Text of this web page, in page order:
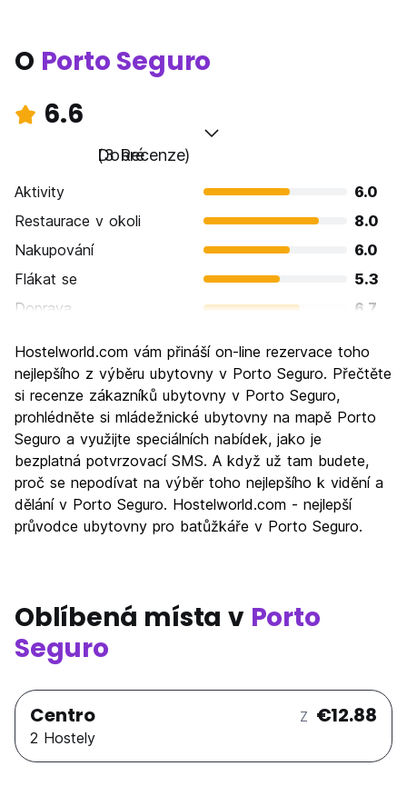
O Porto Seguro
6.6
Dobré
(3 Recenze)
Aktivity
6.0
Restaurace v okoli
8.0
Nakupování
6.0
Flákat se
5.3
Doprava
6.7
Kultura
6.7
Noční život
Hodnota za peníze
7.3
Hostelworld.com vám přináší on-line rezervace toho
nejlepšího z výběru ubytovny v Porto Seguro. Přečtěte
si recenze zákazníků ubytovny v Porto Seguro,
prohlédněte si mládežnické ubytovny na mapě Porto
Seguro a využijte speciálních nabídek, jako je
bezplatná potvrzovací SMS. A když už tam budete,
proč se nepodívat na výběr toho nejlepšího k vidění a
dělání v Porto Seguro. Hostelworld.com - nejlepší
průvodce ubytovny pro batůžkáře v Porto Seguro.
Oblíbená místa v Porto
Seguro
Centro Z €12.88
2 Hostely